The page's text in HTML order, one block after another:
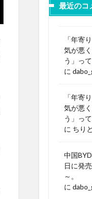
最近のコ
「年寄
気が悪
う」っ
に
「年寄
気が悪
う」っ
に ちり
中国
日に発
～。
に